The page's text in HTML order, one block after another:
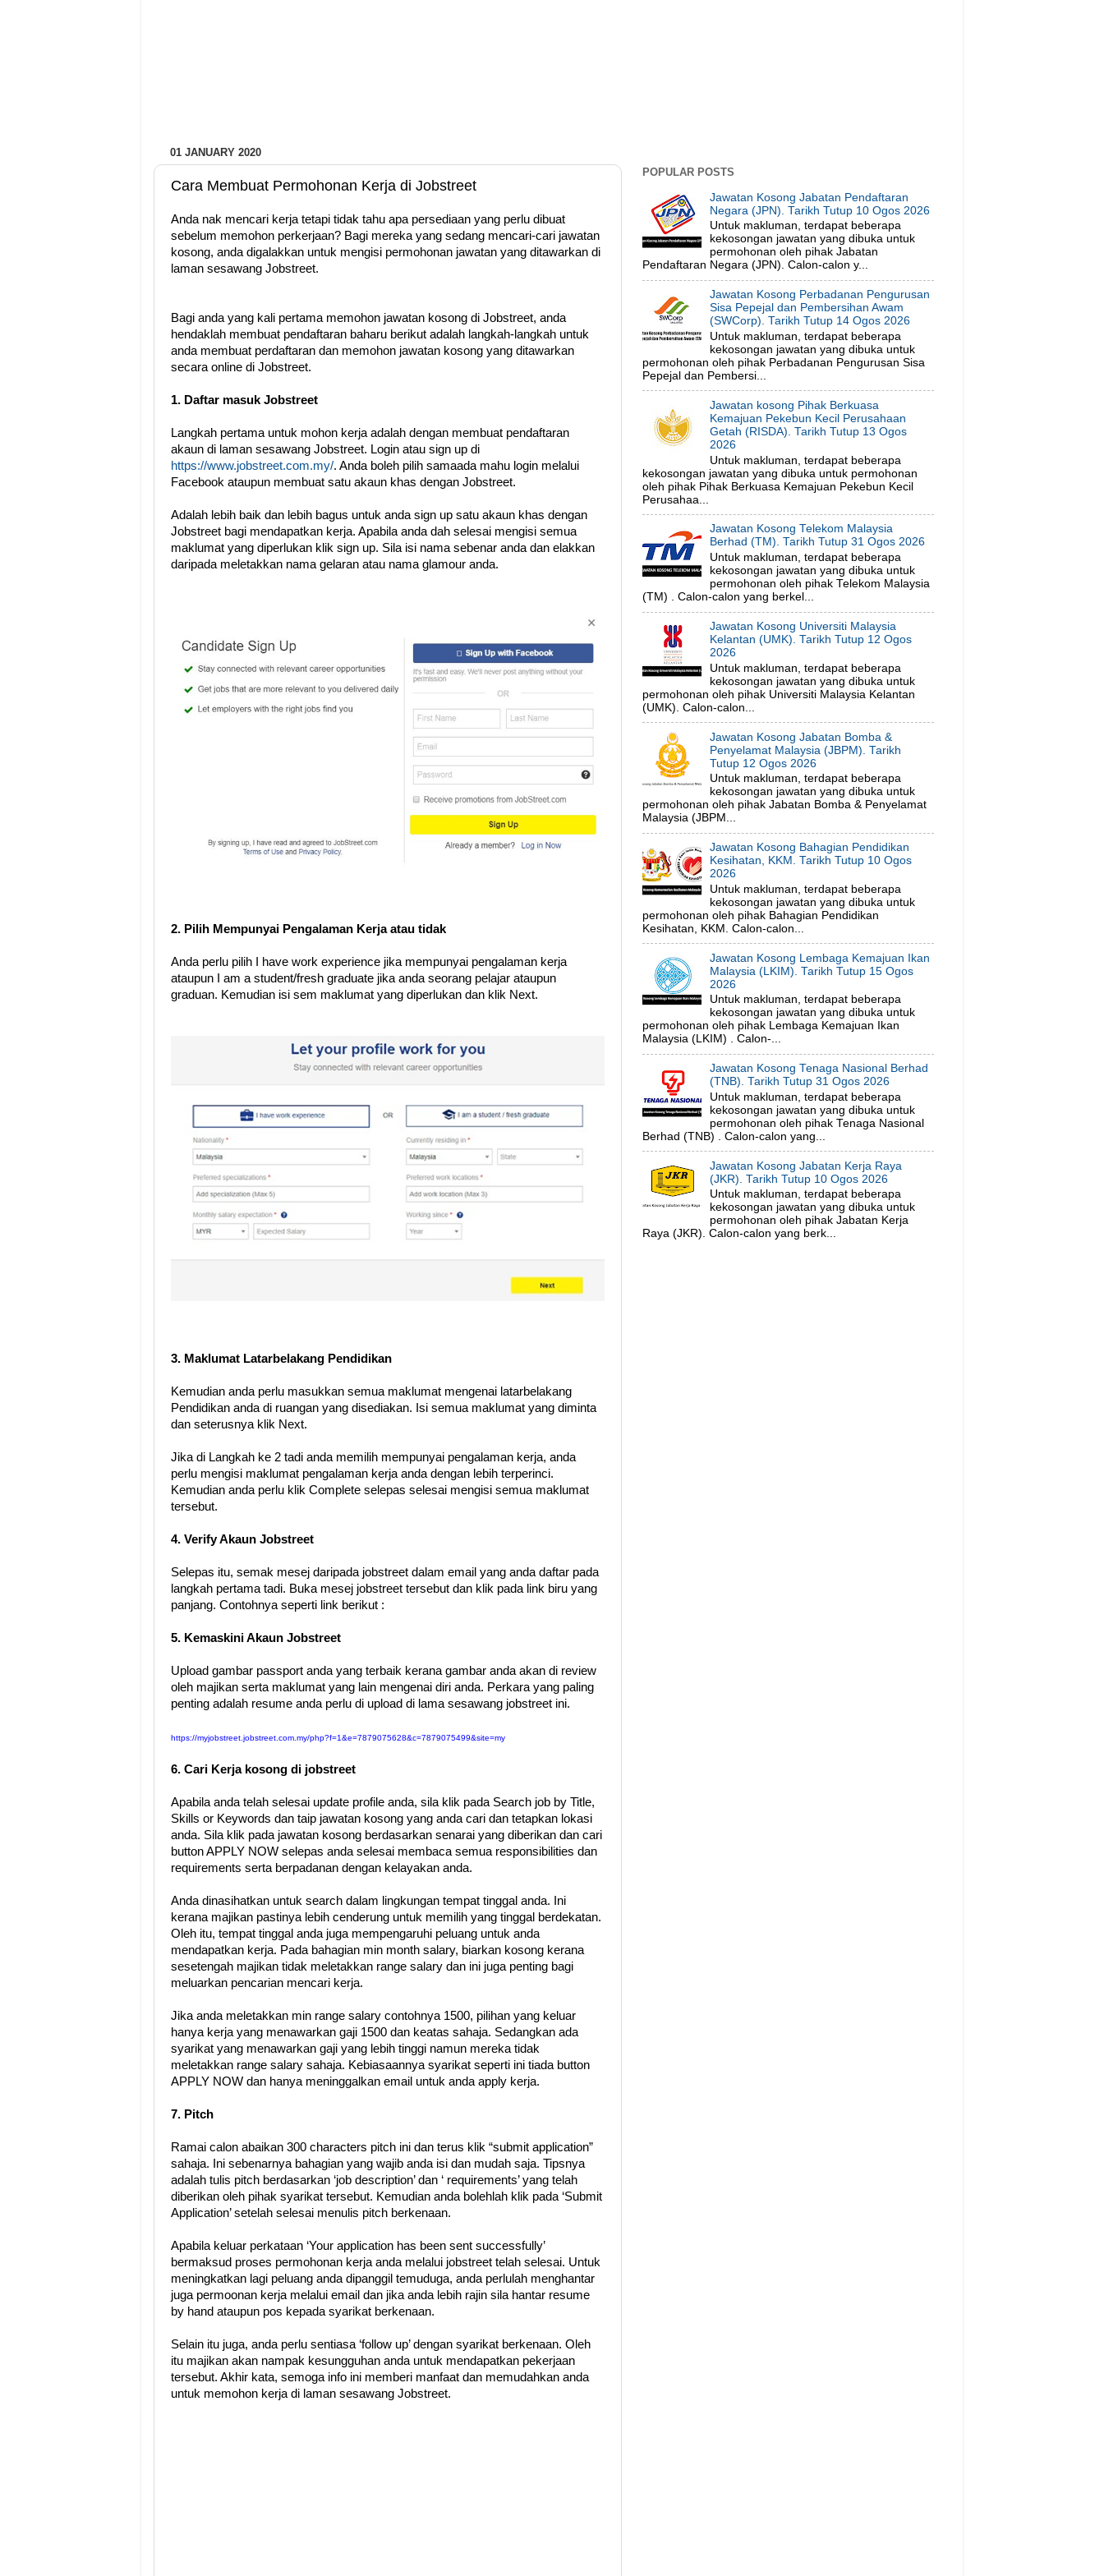
01 JANUARY 2020
Cara Membuat Permohonan Kerja di Jobstreet
Anda nak mencari kerja tetapi tidak tahu apa persediaan yang perlu dibuat
sebelum memohon perkerjaan? Bagi mereka yang sedang mencari-cari jawatan
kosong, anda digalakkan untuk mengisi permohonan jawatan yang ditawarkan di
laman sesawang Jobstreet.
Bagi anda yang kali pertama memohon jawatan kosong di Jobstreet, anda
hendaklah membuat pendaftaran baharu berikut adalah langkah-langkah untuk
anda membuat perdaftaran dan memohon jawatan kosong yang ditawarkan
secara online di Jobstreet.
1. Daftar masuk Jobstreet
Langkah pertama untuk mohon kerja adalah dengan membuat pendaftaran
akaun di laman sesawang Jobstreet. Login atau sign up di
https://www.jobstreet.com.my/. Anda boleh pilih samaada mahu login melalui
Facebook ataupun membuat satu akaun khas dengan Jobstreet.
Adalah lebih baik dan lebih bagus untuk anda sign up satu akaun khas dengan
Jobstreet bagi mendapatkan kerja. Apabila anda dah selesai mengisi semua
maklumat yang diperlukan klik sign up. Sila isi nama sebenar anda dan elakkan
daripada meletakkan nama gelaran atau nama glamour anda.
2. Pilih Mempunyai Pengalaman Kerja atau tidak
Anda perlu pilih I have work experience jika mempunyai pengalaman kerja
ataupun I am a student/fresh graduate jika anda seorang pelajar ataupun
graduan. Kemudian isi sem maklumat yang diperlukan dan klik Next.
3. Maklumat Latarbelakang Pendidikan
Kemudian anda perlu masukkan semua maklumat mengenai latarbelakang
Pendidikan anda di ruangan yang disediakan. Isi semua maklumat yang diminta
dan seterusnya klik Next.
Jika di Langkah ke 2 tadi anda memilih mempunyai pengalaman kerja, anda
perlu mengisi maklumat pengalaman kerja anda dengan lebih terperinci.
Kemudian anda perlu klik Complete selepas selesai mengisi semua maklumat
tersebut.
4. Verify Akaun Jobstreet
Selepas itu, semak mesej daripada jobstreet dalam email yang anda daftar pada
langkah pertama tadi. Buka mesej jobstreet tersebut dan klik pada link biru yang
panjang. Contohnya seperti link berikut :
5. Kemaskini Akaun Jobstreet
Upload gambar passport anda yang terbaik kerana gambar anda akan di review
oleh majikan serta maklumat yang lain mengenai diri anda. Perkara yang paling
penting adalah resume anda perlu di upload di lama sesawang jobstreet ini.
https://myjobstreet.jobstreet.com.my/php?f=1&e=7879075628&c=7879075499&site=my
6. Cari Kerja kosong di jobstreet
Apabila anda telah selesai update profile anda, sila klik pada Search job by Title,
Skills or Keywords dan taip jawatan kosong yang anda cari dan tetapkan lokasi
anda. Sila klik pada jawatan kosong berdasarkan senarai yang diberikan dan cari
button APPLY NOW selepas anda selesai membaca semua responsibilities dan
requirements serta berpadanan dengan kelayakan anda.
Anda dinasihatkan untuk search dalam lingkungan tempat tinggal anda. Ini
kerana majikan pastinya lebih cenderung untuk memilih yang tinggal berdekatan.
Oleh itu, tempat tinggal anda juga mempengaruhi peluang untuk anda
mendapatkan kerja. Pada bahagian min month salary, biarkan kosong kerana
sesetengah majikan tidak meletakkan range salary dan ini juga penting bagi
meluarkan pencarian mencari kerja.
Jika anda meletakkan min range salary contohnya 1500, pilihan yang keluar
hanya kerja yang menawarkan gaji 1500 dan keatas sahaja. Sedangkan ada
syarikat yang menawarkan gaji yang lebih tinggi namun mereka tidak
meletakkan range salary sahaja. Kebiasaannya syarikat seperti ini tiada button
APPLY NOW dan hanya meninggalkan email untuk anda apply kerja.
7. Pitch
Ramai calon abaikan 300 characters pitch ini dan terus klik “submit application”
sahaja. Ini sebenarnya bahagian yang wajib anda isi dan mudah saja. Tipsnya
adalah tulis pitch berdasarkan ‘job description’ dan ‘ requirements’ yang telah
diberikan oleh pihak syarikat tersebut. Kemudian anda bolehlah klik pada ‘Submit
Application’ setelah selesai menulis pitch berkenaan.
Apabila keluar perkataan ‘Your application has been sent successfully’
bermaksud proses permohonan kerja anda melalui jobstreet telah selesai. Untuk
meningkatkan lagi peluang anda dipanggil temuduga, anda perlulah menghantar
juga permoonan kerja melalui email dan jika anda lebih rajin sila hantar resume
by hand ataupun pos kepada syarikat berkenaan.
Selain itu juga, anda perlu sentiasa ‘follow up’ dengan syarikat berkenaan. Oleh
itu majikan akan nampak kesungguhan anda untuk mendapatkan pekerjaan
tersebut. Akhir kata, semoga info ini memberi manfaat dan memudahkan anda
untuk memohon kerja di laman sesawang Jobstreet.
POPULAR POSTS
Jawatan Kosong Jabatan Pendaftaran
Negara (JPN). Tarikh Tutup 10 Ogos 2026
Untuk makluman, terdapat beberapa
kekosongan jawatan yang dibuka untuk
permohonan oleh pihak Jabatan
Pendaftaran Negara (JPN). Calon-calon y...
Jawatan Kosong Perbadanan Pengurusan
Sisa Pepejal dan Pembersihan Awam
(SWCorp). Tarikh Tutup 14 Ogos 2026
Untuk makluman, terdapat beberapa
kekosongan jawatan yang dibuka untuk
permohonan oleh pihak Perbadanan Pengurusan Sisa
Pepejal dan Pembersi...
Jawatan kosong Pihak Berkuasa
Kemajuan Pekebun Kecil Perusahaan
Getah (RISDA). Tarikh Tutup 13 Ogos
2026
Untuk makluman, terdapat beberapa
kekosongan jawatan yang dibuka untuk permohonan
oleh pihak Pihak Berkuasa Kemajuan Pekebun Kecil
Perusahaa...
Jawatan Kosong Telekom Malaysia
Berhad (TM). Tarikh Tutup 31 Ogos 2026
Untuk makluman, terdapat beberapa
kekosongan jawatan yang dibuka untuk
permohonan oleh pihak Telekom Malaysia
(TM) . Calon-calon yang berkel...
Jawatan Kosong Universiti Malaysia
Kelantan (UMK). Tarikh Tutup 12 Ogos
2026
Untuk makluman, terdapat beberapa
kekosongan jawatan yang dibuka untuk
permohonan oleh pihak Universiti Malaysia Kelantan
(UMK). Calon-calon...
Jawatan Kosong Jabatan Bomba &
Penyelamat Malaysia (JBPM). Tarikh
Tutup 12 Ogos 2026
Untuk makluman, terdapat beberapa
kekosongan jawatan yang dibuka untuk
permohonan oleh pihak Jabatan Bomba & Penyelamat
Malaysia (JBPM...
Jawatan Kosong Bahagian Pendidikan
Kesihatan, KKM. Tarikh Tutup 10 Ogos
2026
Untuk makluman, terdapat beberapa
kekosongan jawatan yang dibuka untuk
permohonan oleh pihak Bahagian Pendidikan
Kesihatan, KKM. Calon-calon...
Jawatan Kosong Lembaga Kemajuan Ikan
Malaysia (LKIM). Tarikh Tutup 15 Ogos
2026
Untuk makluman, terdapat beberapa
kekosongan jawatan yang dibuka untuk
permohonan oleh pihak Lembaga Kemajuan Ikan
Malaysia (LKIM) . Calon-...
Jawatan Kosong Tenaga Nasional Berhad
(TNB). Tarikh Tutup 31 Ogos 2026
Untuk makluman, terdapat beberapa
kekosongan jawatan yang dibuka untuk
permohonan oleh pihak Tenaga Nasional
Berhad (TNB) . Calon-calon yang...
Jawatan Kosong Jabatan Kerja Raya
(JKR). Tarikh Tutup 10 Ogos 2026
Untuk makluman, terdapat beberapa
kekosongan jawatan yang dibuka untuk
permohonan oleh pihak Jabatan Kerja
Raya (JKR). Calon-calon yang berk...